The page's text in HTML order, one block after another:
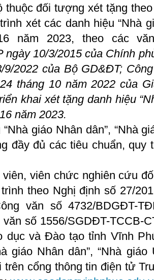
thuộc đối tượng xét tặng
xét các danh hiệu “Nhà
năm 2023, theo các
ngày 10/3/2015 của Chính
9/2022 của Bộ GD&ĐT;
tháng 10 năm 2022 của
khai xét tặng danh hiệu
năm 2023.
giáo Nhân dân”, “Nhà
đầy đủ các tiêu chuẩn, quy
viên, viên chức nghiên cứu
theo Nghị định số 27/
văn số 4732/BDGĐT-
số 1556/SGDĐT-TCCB-
dục và Đào tạo tỉnh Vĩnh
giáo Nhân dân”, “Nhà
trên cổng thông tin điện tử